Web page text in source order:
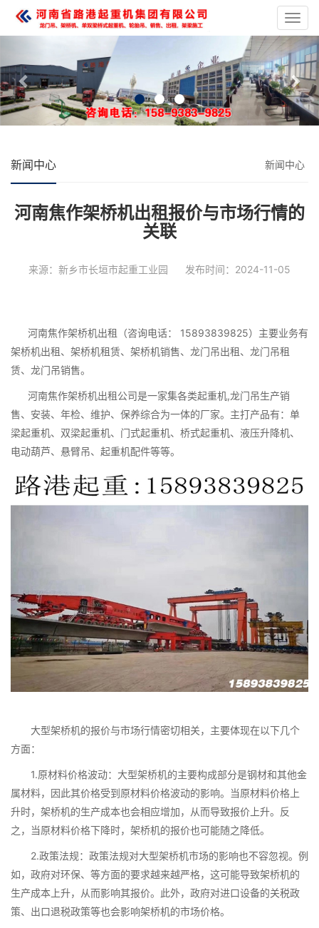
龙
门
吊
起
重
设
备
新闻中心 新闻中心
河南焦作架桥机出租报价与市场行情的
关联
来源：新乡市长垣市起重工业园 发布时间：2024-11-05
河南焦作架桥机出租（咨询电话： 15893839825）主要业务有
架桥机出租、架桥机租赁、架桥机销售、龙门吊出租、龙门吊租
赁、龙门吊销售。
河南焦作架桥机出租公司是一家集各类起重机,龙门吊生产销
售、安装、年检、维护、保养综合为一体的厂家。主打产品有：单
梁起重机、双梁起重机、门式起重机、桥式起重机、液压升降机、
电动葫芦、悬臂吊、起重机配件等等。
大型架桥机的报价与市场行情密切相关，主要体现在以下几个
方面：
1.原材料价格波动：大型架桥机的主要构成部分是钢材和其他金
属材料，因此其价格受到原材料价格波动的影响。当原材料价格上
升时，架桥机的生产成本也会相应增加，从而导致报价上升。反
之，当原材料价格下降时，架桥机的报价也可能随之降低。
2.政策法规：政策法规对大型架桥机市场的影响也不容忽视。例
如，政府对环保、等方面的要求越来越严格，这可能导致架桥机的
生产成本上升，从而影响其报价。此外，政府对进口设备的关税政
策、出口退税政策等也会影响架桥机的市场价格。